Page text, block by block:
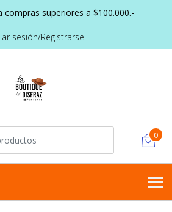
compras superiores a $100.000.-
sesión/Registrarse
0